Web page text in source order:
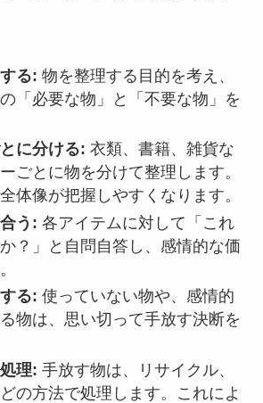
る: 物を整理する目的を考え、
「必要な物」と「不要な物」を
に分ける: 衣類、書籍、雑貨な
ごとに物を分けて整理します。
体像が把握しやすくなります。
う: 各アイテムに対して「これ
？」と自問自答し、感情的な価
る: 使っていない物や、感情的
物は、思い切って手放す決断を
理: 手放す物は、リサイクル、
の方法で処理します。これによ